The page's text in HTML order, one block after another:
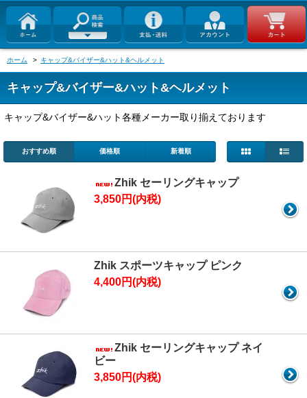
ホーム > キャップ&バイザー&ハット&ヘルメット
キャップ&バイザー&ハット&ヘルメット
キャップ&バイザー&ハット各種メーカー取り揃えております
おすすめ順 価格順 新着順
Zhik セーリングキャップ
3,850円(内税)
Zhik スポーツキャップ ピンク
4,400円(内税)
Zhik セーリングキャップ ネイ
ビー
3,850円(内税)